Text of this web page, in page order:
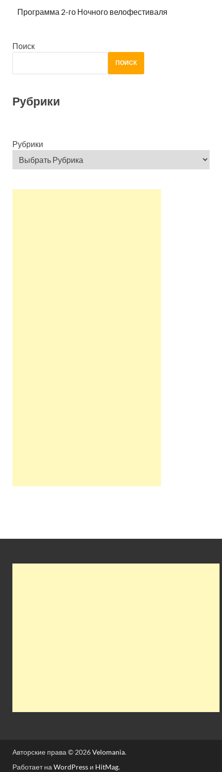
Программа 2-го Ночного велофестиваля
Поиск
ПОИСК
Рубрики
Рубрики
Авторские права © 2026Velomania.
Работает наWordPress и HitMag.